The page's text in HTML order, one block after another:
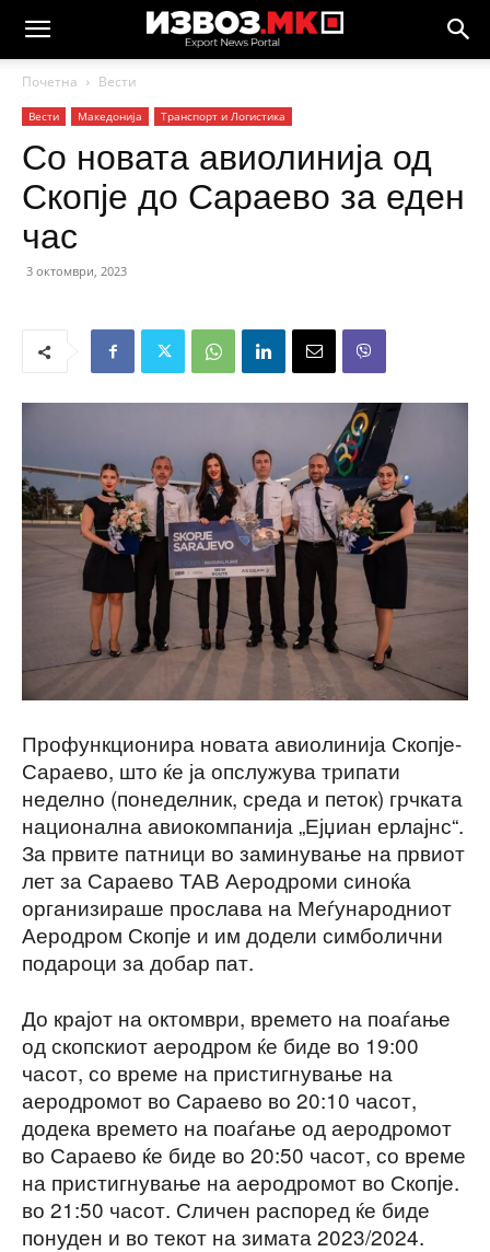
Почетна Вести
Вести Македонија Транспорт и Логистика
Со новата авиолинија од
Скопје до Сараево за еден
час
3 октомври, 2023
Профункционира новата авиолинија Скопје-
Сараево, што ќе ја опслужува трипати
неделно (понеделник, среда и петок) грчката
национална авиокомпанија „Ејџиан ерлајнс“.
За првите патници во заминување на првиот
лет за Сараево ТАВ Аеродроми синоќа
организираше прослава на Меѓународниот
Аеродром Скопје и им додели симболични
подароци за добар пат.
До крајот на октомври, времето на поаѓање
од скопскиот аеродром ќе биде во 19:00
часот, со време на пристигнување на
аеродромот во Сараево во 20:10 часот,
додека времето на поаѓање од аеродромот
во Сараево ќе биде во 20:50 часот, со време
на пристигнување на аеродромот во Скопје.
во 21:50 часот. Сличен распоред ќе биде
понуден и во текот на зимата 2023/2024.